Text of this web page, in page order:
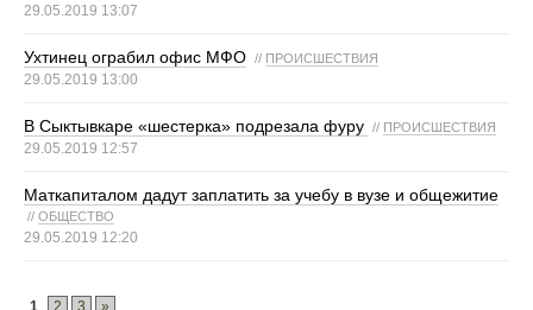
29.05.2019 13:07
Ухтинец ограбил офис МФО // ПРОИСШЕСТВИЯ
29.05.2019 13:00
В Сыктывкаре «шестерка» подрезала фуру // ПРОИСШЕСТВИЯ
29.05.2019 12:57
Маткапиталом дадут заплатить за учебу в вузе и общежитие
// ОБЩЕСТВО
29.05.2019 12:20